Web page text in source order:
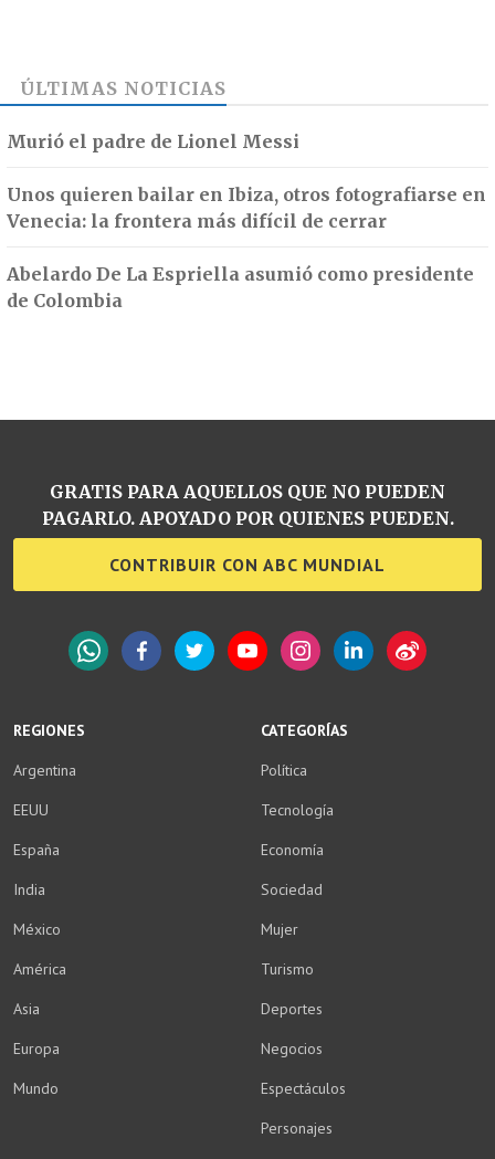
ÚLTIMAS NOTICIAS
Murió el padre de Lionel Messi
Unos quieren bailar en Ibiza, otros fotografiarse en
Venecia: la frontera más difícil de cerrar
Abelardo De La Espriella asumió como presidente
de Colombia
REGIONES
Argentina
EEUU
España
India
México
América
Asia
Europa
Mundo
CATEGORÍAS
Política
Tecnología
Economía
Sociedad
Mujer
Turismo
Deportes
Negocios
Espectáculos
Personajes
GRATIS PARA AQUELLOS QUE NO PUEDEN
PAGARLO. APOYADO POR QUIENES PUEDEN.
CONTRIBUIR CON ABC MUNDIAL